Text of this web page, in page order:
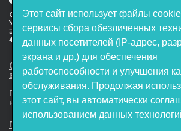
Сертификат соответствия
Учебное оборудование, марки
ЭнергияЛаб ТУ 32.99.53–001–
47627947–2021 Серийный выпуск
ISO
ООО НТП «ЭнергияЛаб». Все права
защищены.
Представленная на сайте информация
не является публичной офертой
Пользовательское соглашение
Этот сайт использует файлы
сервисы сбора обезличенных
данных посетителей (IP-адрес,
экрана и др.) для обеспечения
работоспособности и улучшения
обслуживания. Продолжая
этот сайт, вы автоматически
использованием данных